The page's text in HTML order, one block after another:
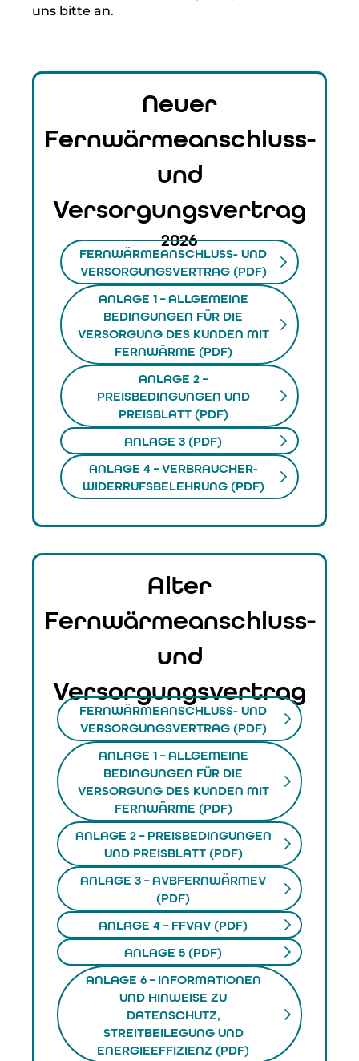
uns bitte an.
Neuer
Fernwärmeanschluss-
und
Versorgungsvertrag
2026
FERNWÄRMEANSCHLUSS- UND
VERSORGUNGSVERTRAG (PDF)
ANLAGE 1 – ALLGEMEINE
BEDINGUNGEN FÜR DIE
VERSORGUNG DES KUNDEN MIT
FERNWÄRME (PDF)
ANLAGE 2 –
PREISBEDINGUNGEN UND
PREISBLATT (PDF)
ANLAGE 3 (PDF)
ANLAGE 4 – VERBRAUCHER-
WIDERRUFSBELEHRUNG (PDF)
Alter
Fernwärmeanschluss-
und
Versorgungsvertrag
FERNWÄRMEANSCHLUSS- UND
VERSORGUNGSVERTRAG (PDF)
ANLAGE 1 – ALLGEMEINE
BEDINGUNGEN FÜR DIE
VERSORGUNG DES KUNDEN MIT
FERNWÄRME (PDF)
ANLAGE 2 – PREISBEDINGUNGEN
UND PREISBLATT (PDF)
ANLAGE 3 – AVBFERNWÄRMEV
(PDF)
ANLAGE 4 – FFVAV (PDF)
ANLAGE 5 (PDF)
ANLAGE 6 – INFORMATIONEN
UND HINWEISE ZU
DATENSCHUTZ,
STREITBEILEGUNG UND
ENERGIEEFFIZIENZ (PDF)